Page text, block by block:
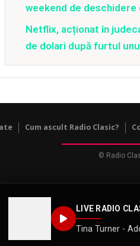
LIVE RADIO
Tina Turner -
weekend de deschidere
Netflix, acționat în
de dolari după furtul
Cum ascult Radio Clasic?
© Radio